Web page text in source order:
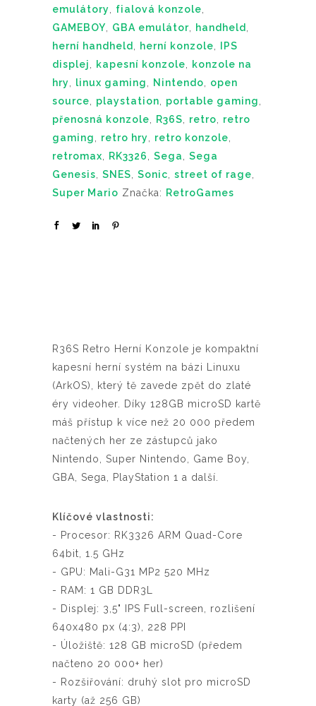
emulátory
fialová konzole
GAMEBOY
GBA emulátor handheld
herní handheld
herní konzole
IPS
displej
kapesní konzole
konzole na
hry
linux gaming Nintendo
open
source
playstation portable gaming
přenosná konzole
R36S retro
retro
gaming
retro hry retro konzole
retromax
RK3326 Sega
Sega
Genesis
SNES Sonic street of rage
Super Mario Značka: RetroGames
R36S Retro Herní Konzole je kompaktní
kapesní herní systém na bázi Linuxu
(ArkOS), který tě zavede zpět do zlaté
éry videoher. Díky 128GB microSD kartě
máš přístup k více než 20 000 předem
načtených her ze zástupců jako
Nintendo, Super Nintendo, Game Boy,
GBA, Sega, PlayStation 1 a další.
Klíčové vlastnosti:
- Procesor: RK3326 ARM Quad-Core
64bit, 1.5 GHz
- GPU: Mali-G31 MP2 520 MHz
- RAM: 1 GB DDR3L
- Displej: 3,5" IPS Full-screen, rozlišení
640x480 px (4:3), 228 PPI
- Úložiště: 128 GB microSD (předem
načteno 20 000+ her)
- Rozšiřování: druhý slot pro microSD
karty (až 256 GB)